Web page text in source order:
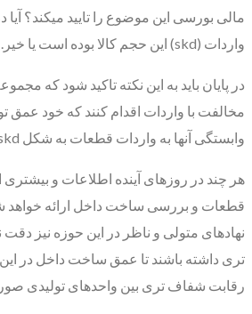
مالی بورسی این موضوع را تایید میکند؟ آیا
واردات (skd) این حجم کالا بوده است یا خیر.
در پایان باید به این نکته تاکید شود که
مخالفت با واردات اقدام کنند که خود عمق
وابستگی آنها به واردات قطعات به شکل skd محدود نباشد.
هر چند در روزهای آینده اطلاعات و بیشتری
قطعات و بررسی ساخت داخل ارائه
نهادهای متولی و ناظر در این حوزه نیز
تری داشته باشند تا عمق ساخت داخل در این
رقابت شفاف تری بین واحدهای تولیدی